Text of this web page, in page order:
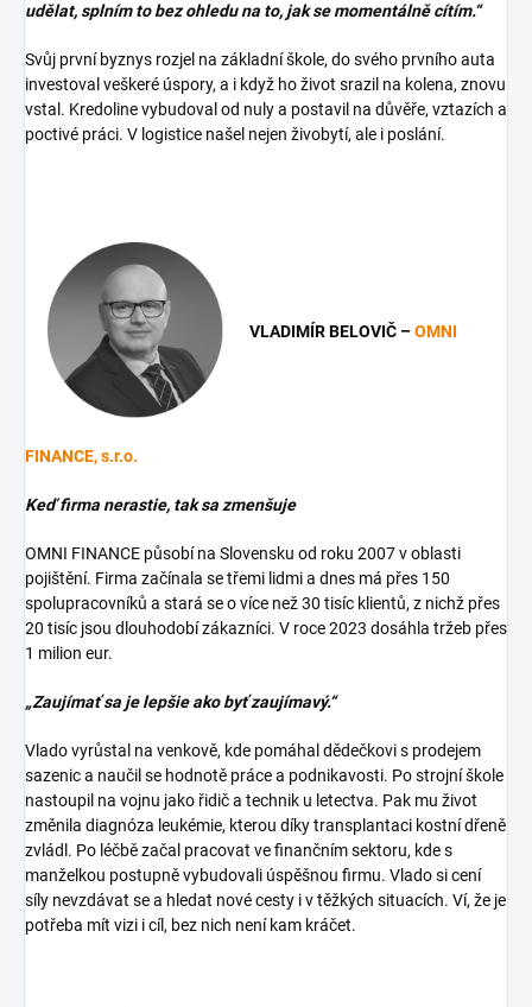
udělat, splním to bez ohledu na to, jak se momentálně cítím.“
Svůj první byznys rozjel na základní škole, do svého prvního auta
investoval veškeré úspory, a i když ho život srazil na kolena, znovu
vstal. Kredoline vybudoval od nuly a postavil na důvěře, vztazích a
poctivé práci. V logistice našel nejen živobytí, ale i poslání.
VLADIMÍR BELOVIČ –OMNI
FINANCE, s.r.o.
Keď firma nerastie, tak sa zmenšuje
OMNI FINANCE působí na Slovensku od roku 2007 v oblasti
pojištění. Firma začínala se třemi lidmi a dnes má přes 150
spolupracovníků a stará se o více než 30 tisíc klientů, z nichž přes
20 tisíc jsou dlouhodobí zákazníci. V roce 2023 dosáhla tržeb přes
1 milion eur.
„Zaujímať sa je lepšie ako byť zaujímavý.“
Vlado vyrůstal na venkově, kde pomáhal dědečkovi s prodejem
sazenic a naučil se hodnotě práce a podnikavosti. Po strojní škole
nastoupil na vojnu jako řidič a technik u letectva. Pak mu život
změnila diagnóza leukémie, kterou díky transplantaci kostní dřeně
zvládl. Po léčbě začal pracovat ve finančním sektoru, kde s
manželkou postupně vybudovali úspěšnou firmu. Vlado si cení
síly nevzdávat se a hledat nové cesty i v těžkých situacích. Ví, že je
potřeba mít vizi i cíl, bez nich není kam kráčet.